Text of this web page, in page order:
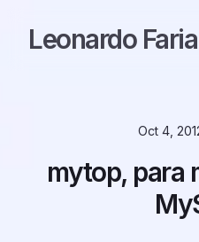
Leonardo Faria
Oct 4,
mytop, para